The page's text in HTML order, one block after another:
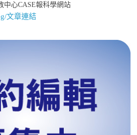
中心CASE報科學網站
文章連結